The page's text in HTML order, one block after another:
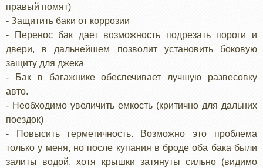
правый помят)
- Защитить баки от коррозии
- Перенос бак дает возможность подрезать пороги и
двери, в дальнейшем позволит установить боковую
защиту для джека
- Бак в багажнике обеспечивает лучшую развесовку
авто.
- Необходимо увеличить емкость (критично для дальних
поездок)
- Повысить герметичность. Возможно это проблема
только у меня, но после купания в броде оба бака были
залиты водой, хотя крышки затянуты сильно (видимо